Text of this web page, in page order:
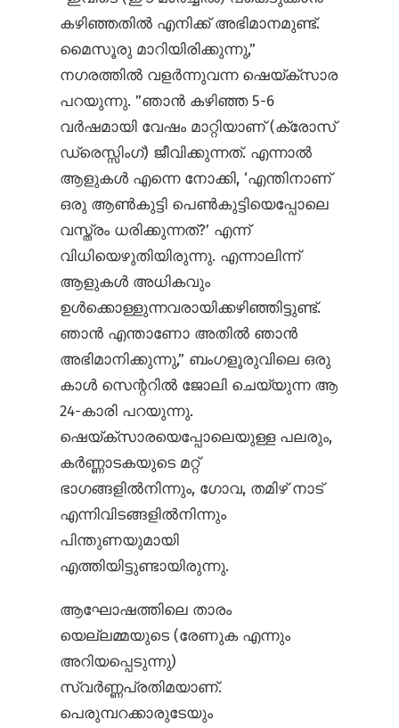
കഴിഞ്ഞതിൽ എനിക്ക് അഭിമാനമുണ്ട്.
മൈസൂരു മാറിയിരിക്കുന്നു,”
നഗരത്തിൽ വളർന്നുവന്ന ഷെയ്ക്സാര
പറയുന്നു. ”ഞാൻ കഴിഞ്ഞ 5-6
വർഷമായി വേഷം മാറ്റിയാണ് (ക്രോസ്
ഡ്രെസ്സിംഗ്) ജീവിക്കുന്നത്. എന്നാൽ
ആളുകൾ എന്നെ നോക്കി, ‘എന്തിനാണ്
ഒരു ആൺകുട്ടി പെൺകുട്ടിയെപ്പോലെ
വസ്ത്രം ധരിക്കുന്നത്?’ എന്ന്
വിധിയെഴുതിയിരുന്നു. എന്നാലിന്ന്
ആളുകൾ അധികവും
ഉൾക്കൊള്ളുന്നവരായിക്കഴിഞ്ഞിട്ടുണ്ട്.
ഞാൻ എന്താണോ അതിൽ ഞാൻ
അഭിമാനിക്കുന്നു,” ബംഗളൂരുവിലെ ഒരു
കാൾ സെന്ററിൽ ജോലി ചെയ്യുന്ന ആ
24-കാരി പറയുന്നു.
ഷെയ്ക്സാരയെപ്പോലെയുള്ള പലരും,
കർണ്ണാടകയുടെ മറ്റ്
ഭാഗങ്ങളിൽനിന്നും, ഗോവ, തമിഴ് നാട്
എന്നിവിടങ്ങളിൽനിന്നും
പിന്തുണയുമായി
എത്തിയിട്ടുണ്ടായിരുന്നു.
ആഘോഷത്തിലെ താരം
യെല്ലമ്മയുടെ (രേണുക എന്നും
അറിയപ്പെടുന്നു)
സ്വർണ്ണപ്രതിമയാണ്.
പെരുമ്പറക്കാരുടേയും